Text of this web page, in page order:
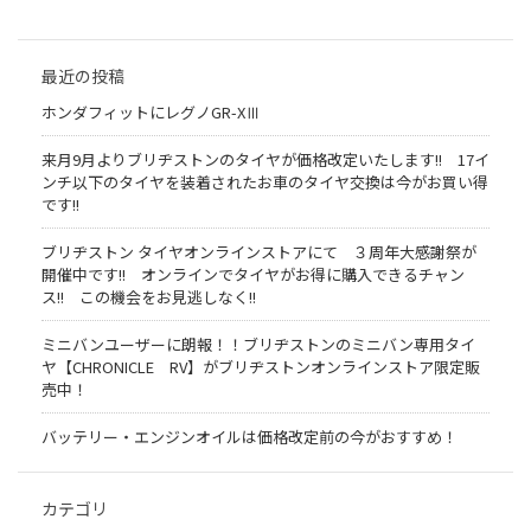
最近の投稿
ホンダフィットにレグノGR-XⅢ
来月9月よりブリヂストンのタイヤが価格改定いたします!! 17イ
ンチ以下のタイヤを装着されたお車のタイヤ交換は今がお買い得
です!!
ブリヂストン タイヤオンラインストアにて ３周年大感謝祭が
開催中です!! オンラインでタイヤがお得に購入できるチャン
ス!! この機会をお見逃しなく!!
ミニバンユーザーに朗報！！ブリヂストンのミニバン専用タイ
ヤ【CHRONICLE RV】がブリヂストンオンラインストア限定販
売中！
バッテリー・エンジンオイルは価格改定前の今がおすすめ！
カテゴリ